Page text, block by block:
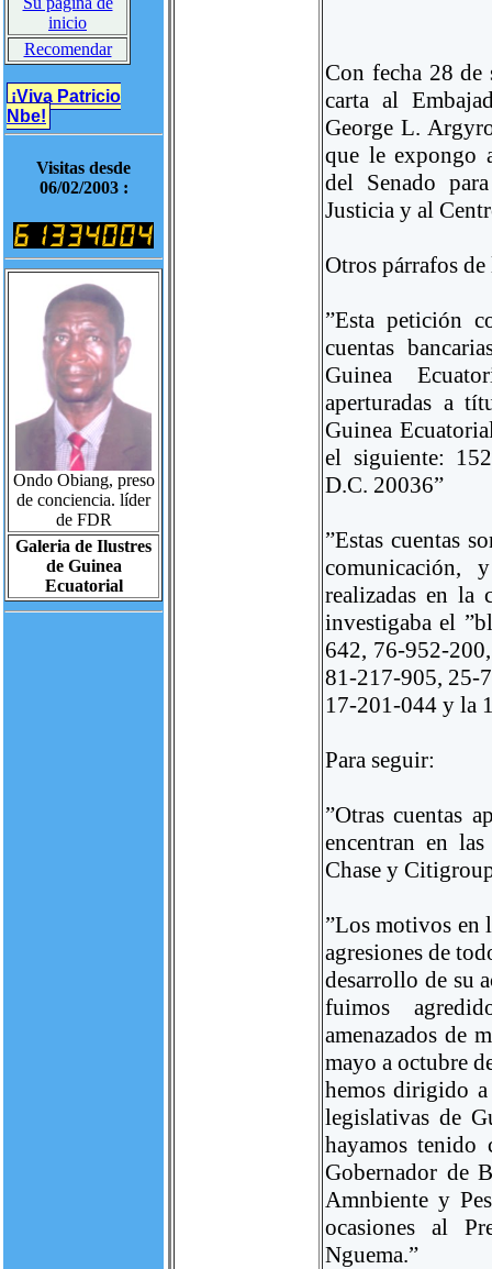
inicio
Recomendar
¡Viva Patricio
Nbe!
Visitas desde
06/02/2003 :
Ondo Obiang, preso
de conciencia. líder
de FDR
Galeria de Ilustres
de Guinea
Ecuatorial
Con fecha 28 de
carta al
George L.
que le expongo
del Senado
Justicia y al
Otros párrafos
”Esta petición
cuentas
Guinea
aperturadas a
Guinea
el siguiente:
D.C. 20036”
”Estas cuentas
comunicación,
realizadas en la
investigaba el
642, 76-952-
81-217-905, 25-
17-201-044 y la
Para seguir:
”Otras cuentas
encentran en
Chase y
”Los motivos en
agresiones de
desarrollo de su
fuimos
amenazados de
mayo a octubre
hemos dirigido
legislativas de
hayamos tenido
Gobernador de
Amnbiente y
ocasiones al
Nguema.”